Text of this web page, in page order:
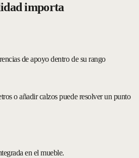
importa
de apoyo dentro de su rango
o añadir calzos puede resolver un punto
en el mueble.